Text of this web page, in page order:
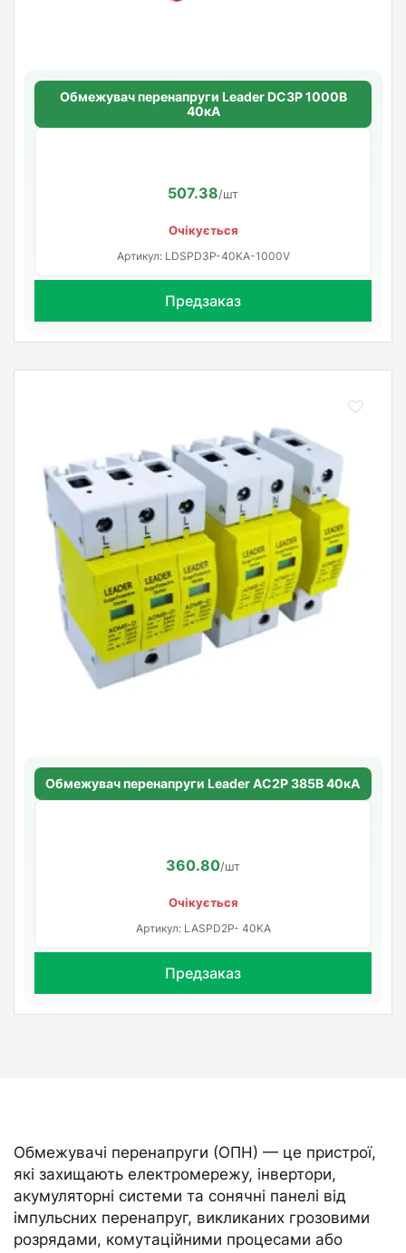
Обмежувач перенапруги Leader DC3P 1000В
40кА
507.38/шт
Очікується
Артикул: LDSPD3P-40KA-1000V
Предзаказ
Обмежувач перенапруги Leader АC2P 385В 40кА
360.80/шт
Очікується
Артикул: LASPD2P- 40KA
Предзаказ
Обмежувачі перенапруги (ОПН) — це пристрої,
які захищають електромережу, інвертори,
акумуляторні системи та сонячні панелі від
імпульсних перенапруг, викликаних грозовими
розрядами, комутаційними процесами або